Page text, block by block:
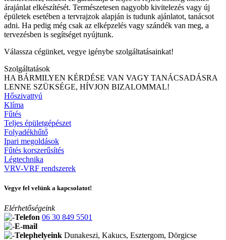
árajánlat elkészítését. Természetesen nagyobb kivitelezés vagy új
épületek esetében a tervrajzok alapján is tudunk ajánlatot, tanácsot
adni. Ha pedig még csak az elképzelés vagy szándék van meg, a
tervezésben is segítséget nyújtunk.
Válassza cégünket, vegye igénybe szolgáltatásainkat!
Szolgáltatások
HA BÁRMILYEN KÉRDÉSE VAN VAGY TANÁCSADÁSRA
LENNE SZÜKSÉGE, HÍVJON BIZALOMMAL!
Hőszivattyú
Klíma
Fűtés
Teljes épületgépészet
Folyadékhűtő
Ipari megoldások
Fűtés korszerűsítés
Légtechnika
VRV-VRF rendszerek
Vegye fel velünk a kapcsolatot!
Elérhetőségeink
Telefon 06 30 849 5501
E-mail
Telephelyeink Dunakeszi, Kakucs, Esztergom, Dörgicse